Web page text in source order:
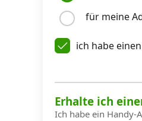
Aktionen
für meine
ich habe
Erhalte ich
Ich habe ein Handy-